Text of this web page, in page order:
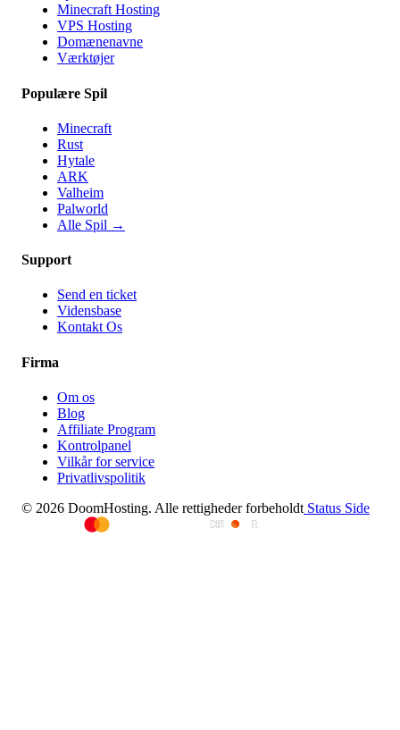
Minecraft Hosting
VPS Hosting
Domænenavne
Værktøjer
Populære Spil
Minecraft
Rust
Hytale
ARK
Valheim
Palworld
Alle Spil →
Support
Send en ticket
Vidensbase
Kontakt Os
Firma
Om os
Blog
Affiliate Program
Kontrolpanel
Vilkår for service
Privatlivspolitik
© 2026 DoomHosting. Alle rettigheder forbeholdt Status Side